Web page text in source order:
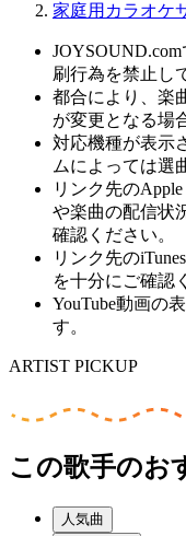
家庭用カラオケ
刷行為を禁止し
都合により、楽
が変更となる場
対応機種が表示
ムによっては選
リンク先の
や楽曲の配信状
確認ください。
リンク先の
を十分にご確認
YouTube動画の
す。
ARTIST PICKUP
この歌手のお
人気曲